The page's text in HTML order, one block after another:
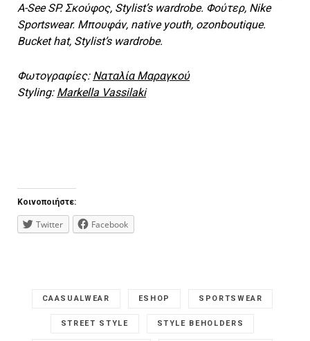
A-See SP. Σκούφος, Stylist’s wardrobe. Φούτερ, Nike
Sportswear. Μπουφάν, native youth, ozonboutique.
Bucket hat, Stylist’s wardrobe.
Φωτογραφίες: Ναταλία Μαραγκού
Styling: Markella Vassilaki
Κοινοποιήστε:
Twitter Facebook
CAASUALWEAR ESHOP SPORTSWEAR
STREET STYLE STYLE BEHOLDERS